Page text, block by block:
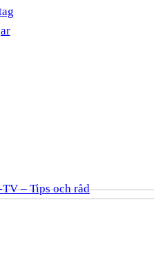
– Tips och råd